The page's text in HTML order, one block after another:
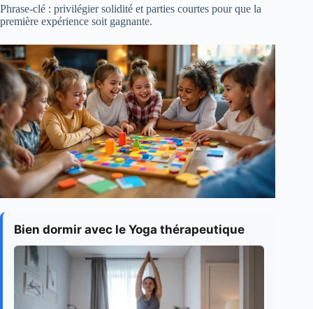
Phrase-clé : privilégier solidité et parties courtes pour que la
première expérience soit gagnante.
Bien dormir avec le Yoga thérapeutique